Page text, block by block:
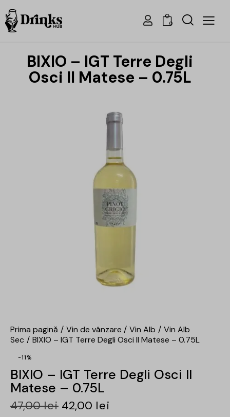
0
BIXIO – IGT Terre Degli
Osci Il Matese – 0.75L
Prima pagină Vin de vânzare Vin Alb
Vin Alb
Sec
BIXIO – IGT Terre Degli Osci Il Matese – 0.75L
-11%
BIXIO – IGT Terre Degli Osci Il
Matese – 0.75L
47,00lei 42,00 lei